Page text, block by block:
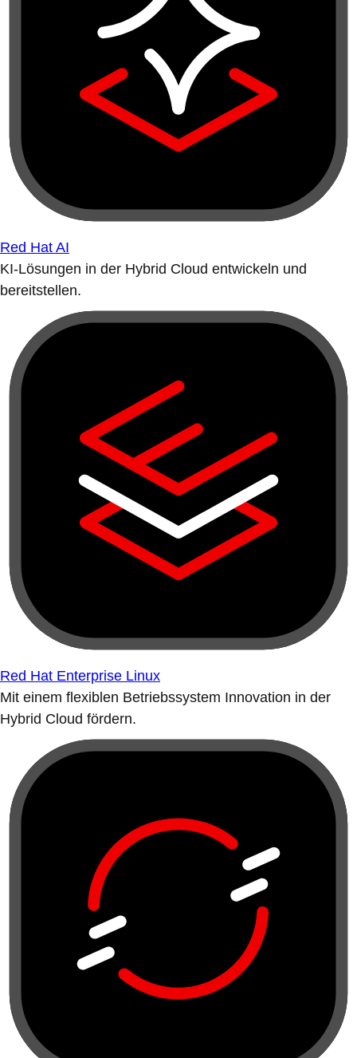
Red Hat AI
KI-Lösungen in der Hybrid Cloud entwickeln und
bereitstellen.
Red Hat Enterprise Linux
Mit einem flexiblen Betriebssystem Innovation in der
Hybrid Cloud fördern.